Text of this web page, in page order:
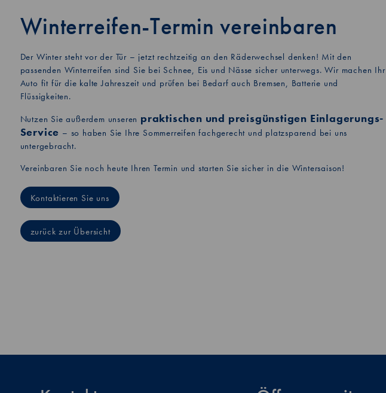
Winterreifen-Termin vereinbaren
Der Winter steht vor der Tür – jetzt rechtzeitig an den Räderwechsel denken! Mit den
passenden Winterreifen sind Sie bei Schnee, Eis und Nässe sicher unterwegs. Wir machen Ihr
Auto fit für die kalte Jahreszeit und prüfen bei Bedarf auch Bremsen, Batterie und
Flüssigkeiten.
Nutzen Sie außerdem unseren praktischen und preisgünstigen Einlagerungs-
Service – so haben Sie Ihre Sommerreifen fachgerecht und platzsparend bei uns
untergebracht.
Vereinbaren Sie noch heute Ihren Termin und starten Sie sicher in die Wintersaison!
Kontaktieren Sie uns
zurück zur Übersicht